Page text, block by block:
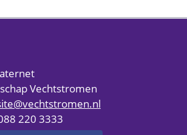
andere
website)
andere
website)
Vechtstromen
220 3333